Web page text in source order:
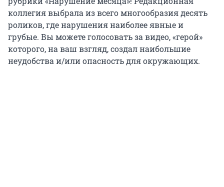
коллегия выбрала из всего многообразия десять
роликов, где нарушения наиболее явные и
грубые. Вы можете голосовать за видео, «герой»
которого, на ваш взгляд, создал наибольшие
неудобства и/или опасность для окружающих.